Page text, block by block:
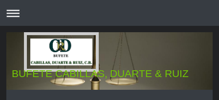
BUFETE CABILLAS, DUARTE & RUIZ